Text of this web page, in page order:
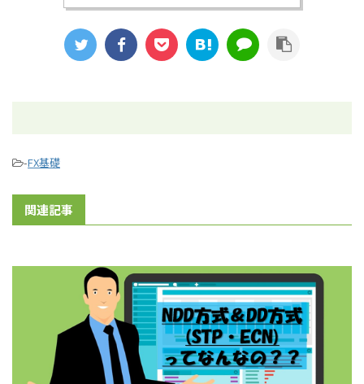
-FX基礎
関連記事